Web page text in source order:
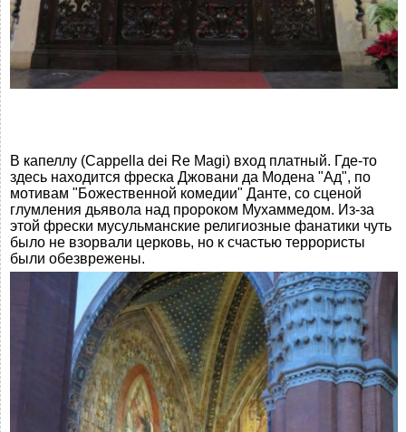
В капеллу (Cappella dei Re Magi) вход платный. Где-то
здесь находится фреска Джовани да Модена "Ад", по
мотивам "Божественной комедии" Данте, со сценой
глумления дьявола над пророком Мухаммедом. Из-за
этой фрески мусульманские религиозные фанатики чуть
было не взорвали церковь, но к счастью террористы
были обезврежены.